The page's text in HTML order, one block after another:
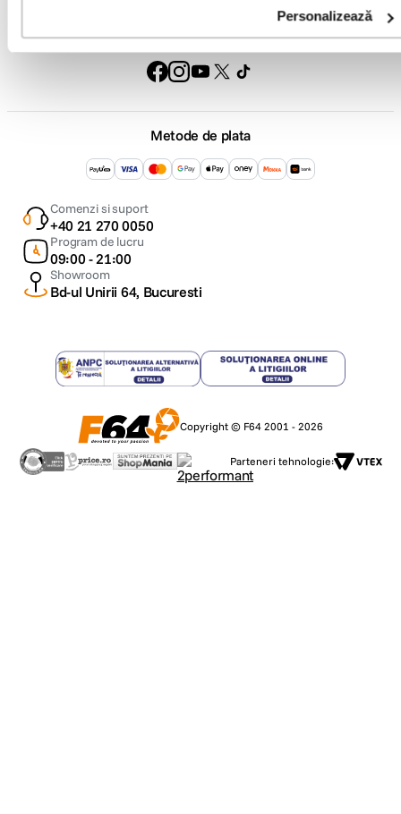
Personalizează
Urmareste-ne
Metode de plata
Comenzi si suport
+40 21 270 0050
Program de lucru
09:00 - 21:00
Showroom
Bd-ul Unirii 64, Bucuresti
Copyright © F64 2001 - 2026
Parteneri tehnologie: